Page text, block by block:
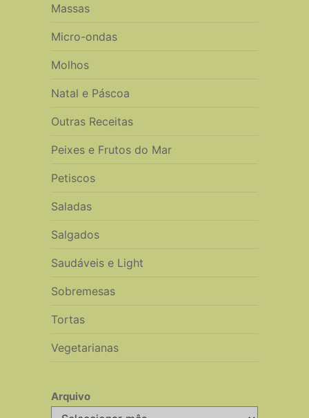
Massas
Micro-ondas
Molhos
Natal e Páscoa
Outras Receitas
Peixes e Frutos do Mar
Petiscos
Saladas
Salgados
Saudáveis e Light
Sobremesas
Tortas
Vegetarianas
Arquivo
Arquivo